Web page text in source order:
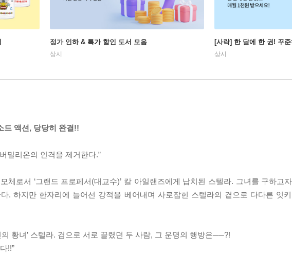
정가 인하 & 특가 할인 도서 모음
상시
[사락] 한 달에 한 권! 꾸준
상시
드 액션, 당당히 완결!!
밀리온의 인격을 제거한다.”
체로서 ‘그랜드 프로페서(대교수)’ 칼 아일랜즈에게 납치된 스텔라. 그녀를 구하고
. 하지만 한자리에 늘어선 강적을 베어내며 사로잡힌 스텔라의 곁으로 다다른 잇
의 황녀’ 스텔라. 검으로 서로 끌렸던 두 사람, 그 운명의 행방은──?!
!!”